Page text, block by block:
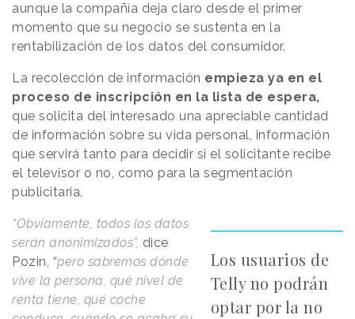
aunque la compañía deja claro desde el primer
momento que su negocio se sustenta en la
rentabilización de los datos del consumidor.
La recolección de información empieza ya en el
proceso de inscripción en la lista de espera,
que solicita del interesado una apreciable cantidad
de información sobre su vida personal, información
que servirá tanto para decidir si el solicitante recibe
el televisor o no, como para la segmentación
publicitaria.
Los usuarios de
Telly no podrán
optar por la no
“Obviamente, todos los datos
serán anonimizados”, dice
Pozin, “pero sabremos dónde
vive la persona, qué nivel de
renta tiene, qué coche